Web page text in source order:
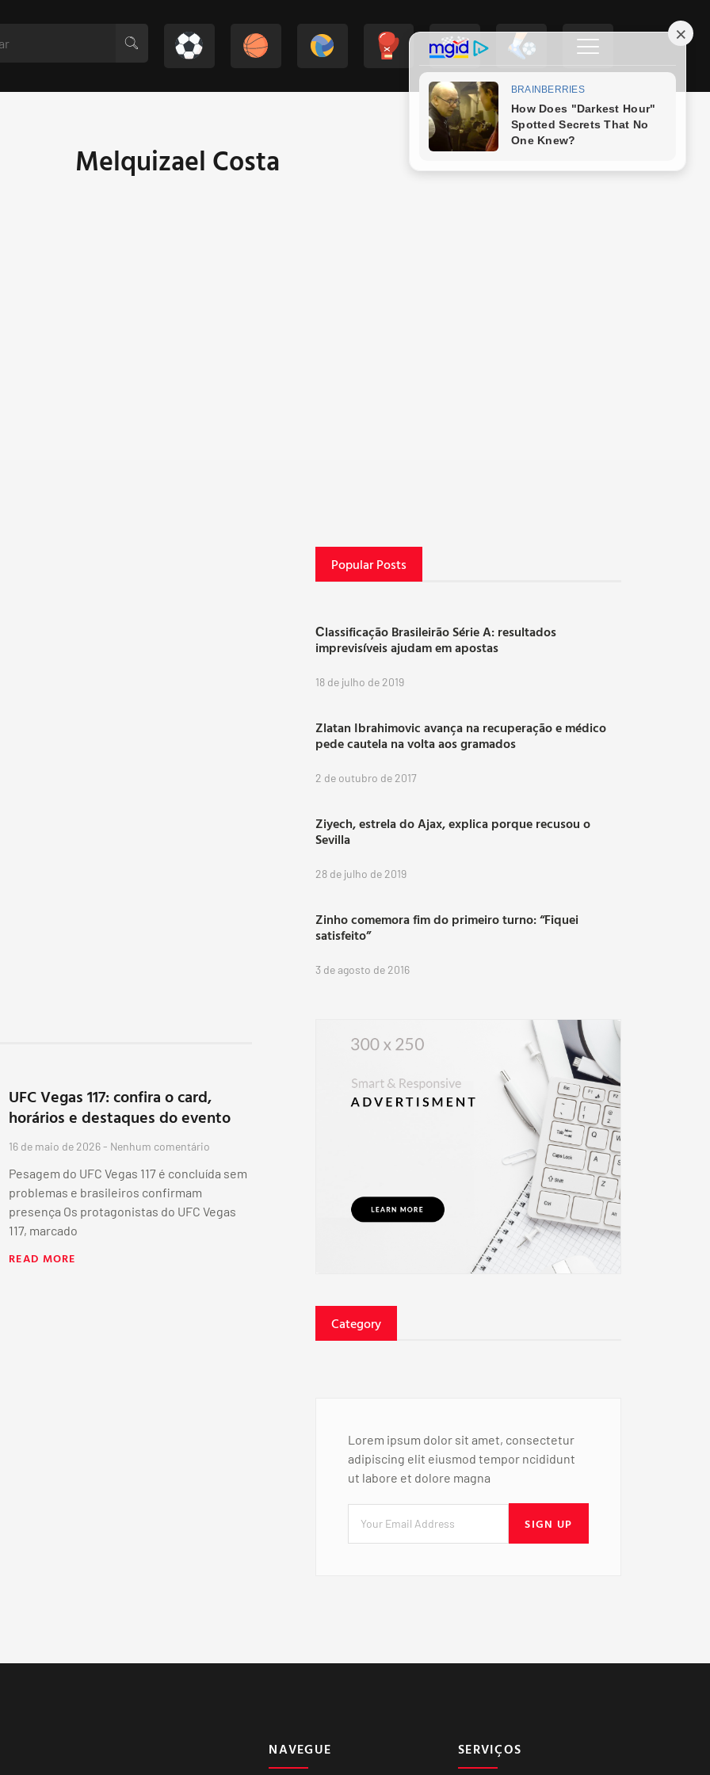
Melquizael Costa
UFC Vegas 117: confira o card,
horários e destaques do evento
16 de maio de 2026 Nenhum comentário
Pesagem do UFC Vegas 117 é concluída sem
problemas e brasileiros confirmam
presença Os protagonistas do UFC Vegas
117, marcado
READ MORE
Popular Posts
Сlassificação Brasileirão Série A: resultados
imprevisíveis ajudam em apostas
18 de julho de 2019
Zlatan Ibrahimovic avança na recuperação e médico
pede cautela na volta aos gramados
2 de outubro de 2017
Ziyech, estrela do Ajax, explica porque recusou o
Sevilla
28 de julho de 2019
Zinho comemora fim do primeiro turno: “Fiquei
satisfeito”
3 de agosto de 2016
Category
Lorem ipsum dolor sit amet, consectetur
adipiscing elit eiusmod tempor ncididunt
ut labore et dolore magna
SIGN UP
NAVEGUE SERVIÇOS